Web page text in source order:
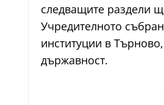
следващите раздели
Учредителното
институции в
държавност.